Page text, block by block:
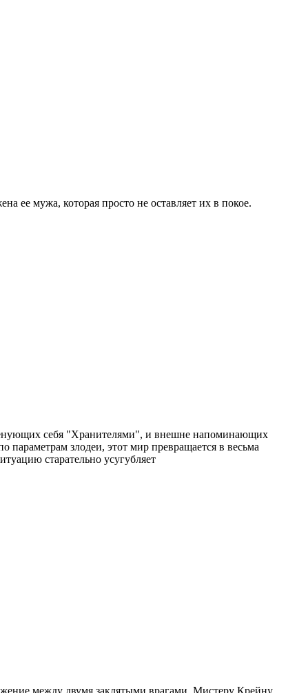
мужа, которая просто не оставляет их в покое.
себя "Хранителями", и внешне напоминающих
параметрам злодеи, этот мир превращается в весьма
старательно усугубляет
между двумя заклятыми врагами. Мистеру Крейну